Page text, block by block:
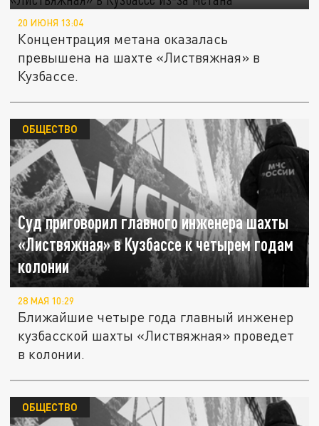
20 ИЮНЯ 13:04
Концентрация метана оказалась
превышена на шахте «Листвяжная» в
Кузбассе.
Суд приговорил главного инженера шахты
«Листвяжная» в Кузбассе к четырем годам
колонии
ОБЩЕСТВО
28 МАЯ 10:29
Ближайшие четыре года главный инженер
кузбасской шахты «Листвяжная» проведет
в колонии.
ОБЩЕСТВО